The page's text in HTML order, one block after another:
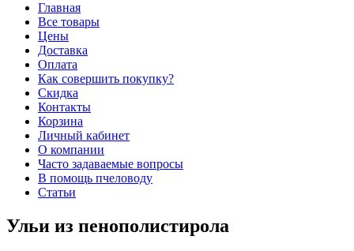
Главная
Все товары
Цены
Доставка
Оплата
Как совершить покупку?
Скидка
Контакты
Корзина
Личный кабинет
О компании
Часто задаваемые вопросы
В помощь пчеловоду
Статьи
Ульи из пенополистирола